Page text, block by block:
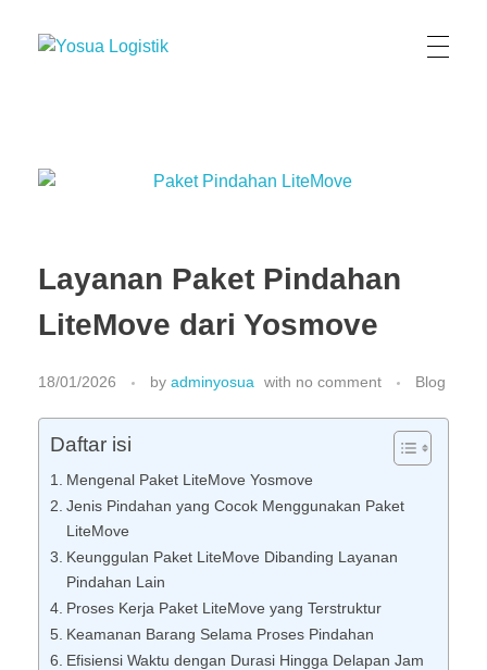
Layanan Paket Pindahan
LiteMove dari Yosmove
18/01/2026 by adminyosua with no comment Blog
Daftar isi
Mengenal Paket LiteMove Yosmove
Jenis Pindahan yang Cocok Menggunakan Paket
LiteMove
Keunggulan Paket LiteMove Dibanding Layanan
Pindahan Lain
Proses Kerja Paket LiteMove yang Terstruktur
Keamanan Barang Selama Proses Pindahan
Efisiensi Waktu dengan Durasi Hingga Delapan Jam